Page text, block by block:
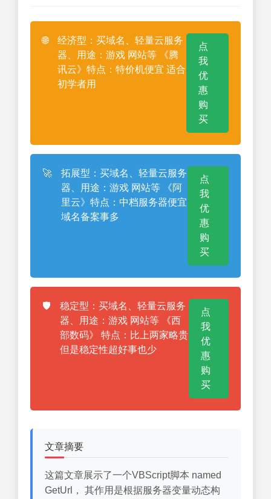
🌐
经济型：买域名、轻量云服务
器、用途：游戏 网站等 《腾
讯云》特点：特价机便宜 适合
初学者用
点
我
优
惠
购
买
🚀
拓展型：买域名、轻量云服务
器、用途：游戏 网站等 《阿
里云》特点：中档服务器便宜
域名备案事多
点
我
优
惠
购
买
🛡️
稳定型：买域名、轻量云服务
器、用途：游戏 网站等 《西
部数码》 特点：比上两家略贵
但是稳定性超好事也少
点
我
优
惠
购
买
文章摘要
这篇文章展示了一个VBScript脚本 named
GetUrl， 其作用是根据服务器变量动态构